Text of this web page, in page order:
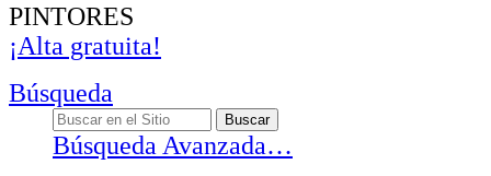
PINTORES
¡Alta gratuita!
Búsqueda
Búsqueda Avanzada…